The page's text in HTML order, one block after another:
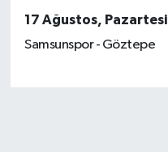
17 Ağustos, Pazartesi
Samsunspor - Göztepe